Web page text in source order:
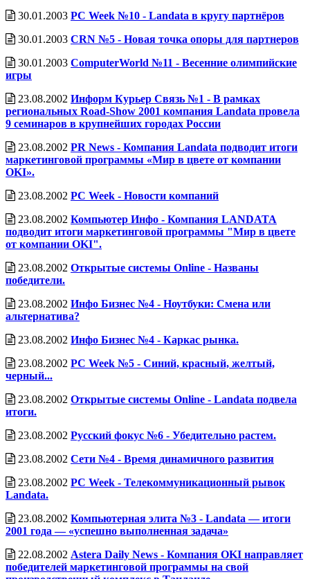
30.01.2003 PC Week №10 - Landata в кругу партнёров
30.01.2003 CRN №5 - Новая точка опоры для партнеров
30.01.2003 ComputerWorld №11 - Весенние олимпийские
игры
23.08.2002 Информ Курьер Связь №1 - В рамках
региональных Road-Show 2001 компания Landata провела
9 семина­ров в крупнейших городах России
23.08.2002 PR News - Компания Landata подводит итоги
маркетинговой программы «Мир в цвете от компании
OKI».
23.08.2002 PC Week - Новости компаний
23.08.2002 Компьютер Инфо - Компания LANDATA
подводит итоги маркетинговой программы "Мир в цвете
от компании OKI".
23.08.2002 Открытые системы Online - Названы
победители.
23.08.2002 Инфо Бизнес №4 - Ноутбуки: Смена или
альтернатива?
23.08.2002 Инфо Бизнес №4 - Каркас рынка.
23.08.2002 PC Week №5 - Синий, красный, желтый,
черный...
23.08.2002 Открытые системы Online - Landata подвела
итоги.
23.08.2002 Русский фокус №6 - Убедительно растем.
23.08.2002 Сети №4 - Время динамичного развития
23.08.2002 PC Week - Телекоммуникационный рывок
Landata.
23.08.2002 Компьютерная элита №3 - Landata — итоги
2001 года — «успешно выполненная задача»
22.08.2002 Astera Daily News - Компания OKI направляет
победителей маркетинговой программы на свой